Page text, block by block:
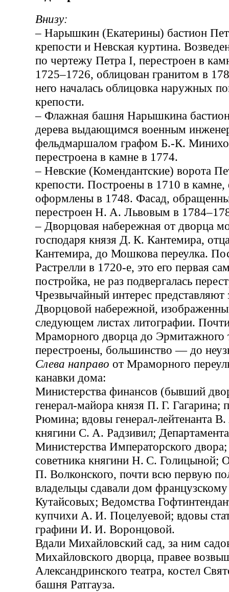
Внизу:
– Нарышкин (Екатерины) бастион
крепости и Невская куртина.
по чертежу Петра I, перестроен в
1725–1726, облицован гранитом в
него началась облицовка наружных
крепости.
– Флажная башня Нарышкина
дерева выдающимся военным
фельдмаршалом графом Б.-К.
перестроена в камне в 1774.
– Невские (Комендантские) ворота
крепости. Построены в 1710 в камне,
оформлены в 1748. Фасад,
перестроен Н. А. Львовым в
– Дворцовая набережная от дворца
господаря князя Д. К. Кантемира,
Кантемира, до Мошкова переулка.
Растрелли в 1720-е, это его первая
постройка, не раз подвергалась
Чрезвычайный интерес представляют
Дворцовой набережной,
следующем листах литографии.
Мраморного дворца до Эрмитажного
перестроены, большинство — до
Слева направо от Мраморного
канавки дома:
Министерства финансов (бывший
генерал-майора князя П. Г. Гагарина;
Рюмина; вдовы генерал-лейтенанта
княгини С. А. Радзивил;
Министерства Императорского
советника княгини Н. С. Голицыной;
П. Волконского, почти всю первую
владельцы сдавали дом
Кутайсовых; Ведомства
купчихи А. И. Поцелуевой; вдовы
графини И. И. Воронцовой.
Вдали Михайловский сад, за ним
Михайловского дворца, правее
Александринского театра, костел
башня Ратгауза.